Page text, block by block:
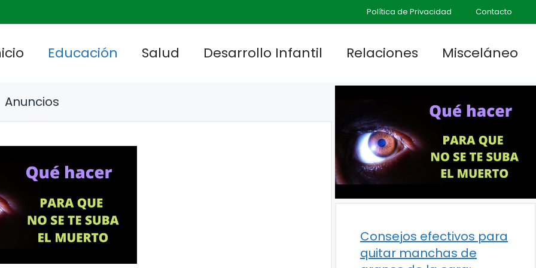
Política de Privacidad Contacto
Educación Salud Desarrollo Infantil Relaciones Misceláneo
Anuncios
Consejos efectivos para
quitar manchas de